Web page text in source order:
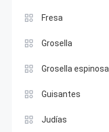
Fresa
Grosella
Grosella espinosa
Guisantes
Judías